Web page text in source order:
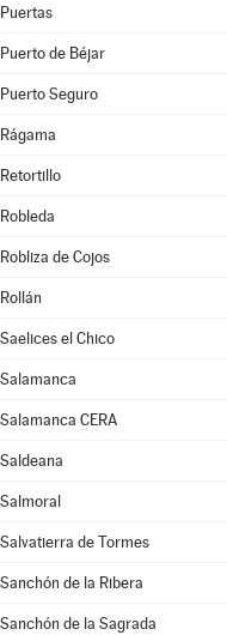
Puertas
Puerto de Béjar
Puerto Seguro
Rágama
Retortillo
Robleda
Robliza de Cojos
Rollán
Saelices el Chico
Salamanca
Salamanca CERA
Saldeana
Salmoral
Salvatierra de Tormes
Sanchón de la Ribera
Sanchón de la Sagrada